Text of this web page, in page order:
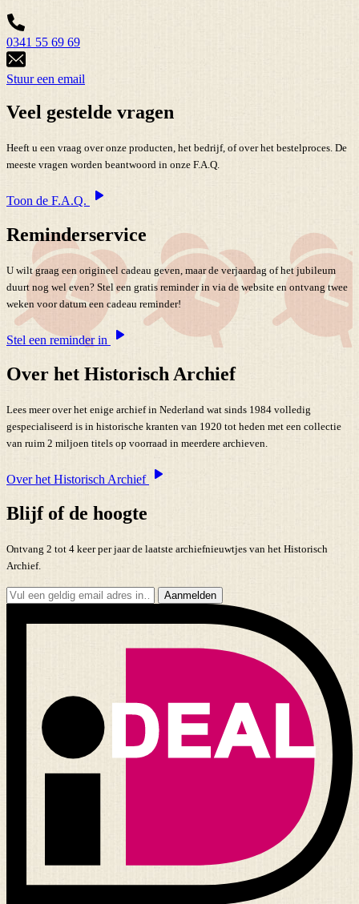
0341 55 69 69
Stuur een email
Veel gestelde vragen
Heeft u een vraag over onze producten, het bedrijf, of over het bestelproces. De
meeste vragen worden beantwoord in onze F.A.Q.
Toon de F.A.Q.
Reminderservice
U wilt graag een origineel cadeau geven, maar de verjaardag of het jubileum
duurt nog wel even? Stel een gratis reminder in via de website en ontvang twee
weken voor datum een cadeau reminder!
Stel een reminder in
Over het Historisch Archief
Lees meer over het enige archief in Nederland wat sinds 1984 volledig
gespecialiseerd is in historische kranten van 1920 tot heden met een collectie
van ruim 2 miljoen titels op voorraad in meerdere archieven.
Over het Historisch Archief
Blijf of de hoogte
Ontvang 2 tot 4 keer per jaar de laatste archiefnieuwtjes van het Historisch
Archief.
Aanmelden